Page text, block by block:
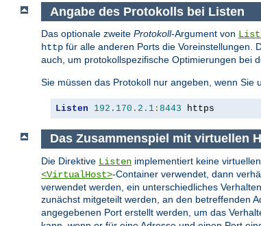
Angabe des Protokolls bei Listen
Das optionale zweite Protokoll-Argument von
http für alle anderen Ports die Voreinstellungen.
auch, um protokollspezifische Optimierungen bei
Sie müssen das Protokoll nur angeben, wenn Sie
Listen 192.170 . 2.1 : 8443 https
Das Zusammenspiel mit virtuellen
Die Direktive Listen implementiert keine
<VirtualHost>-Container verwendet, dann
verwendet werden, ein unterschiedliches
zunächst mitgeteilt werden, an den betreffenden
angegebenen Port erstellt werden, um das